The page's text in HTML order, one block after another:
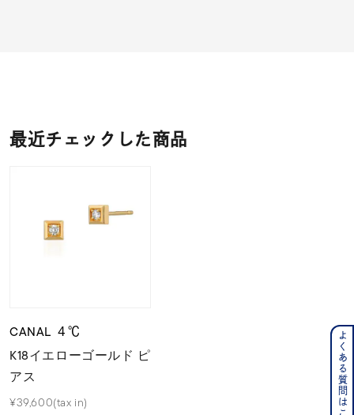
最近チェックした商品
CANAL ４℃
K18イエローゴールド ピ
アス
¥39,600(tax in) よくある質問はこちら